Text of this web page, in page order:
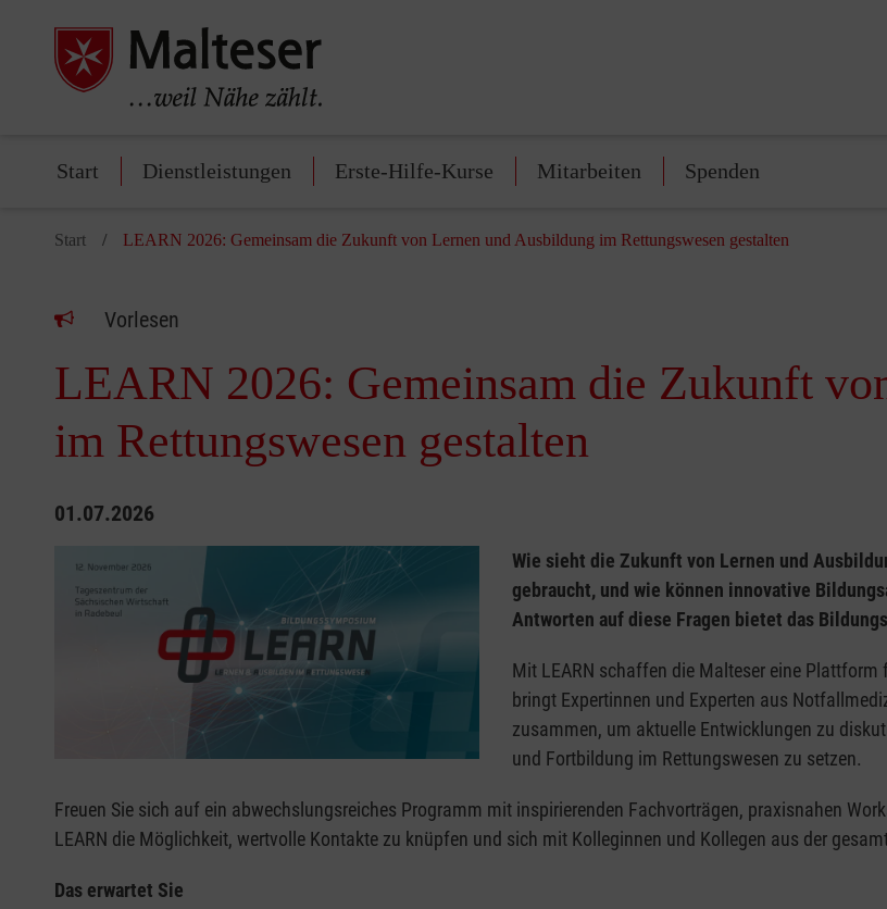
Start Dienstleistungen Erste-Hilfe-Kurse Mitarbeiten Spenden
Start LEARN 2026: Gemeinsam die Zukunft von Lernen und Ausbildung im Rettungswesen gestalten
Vorlesen
LEARN 2026: Gemeinsam die Zukunft
im Rettungswesen gestalten
01.07.2026
Wie sieht die Zukunft von Lernen und
gebraucht, und wie können innovative
Antworten auf diese Fragen bietet das
Mit LEARN schaffen die Malteser eine
bringt Expertinnen und Experten aus
zusammen, um aktuelle Entwicklungen zu
und Fortbildung im Rettungswesen zu setzen.
Freuen Sie sich auf ein abwechslungsreiches Programm mit inspirierenden Fachvorträgen, praxisnahen
LEARN die Möglichkeit, wertvolle Kontakte zu knüpfen und sich mit Kolleginnen und Kollegen aus der
Das erwartet Sie